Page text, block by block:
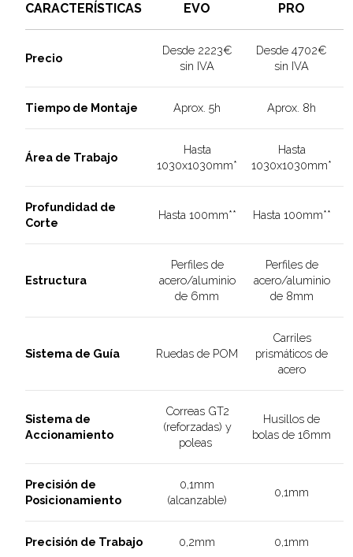
CARACTERÍSTICAS EVO PRO
Precio
Desde 2223€
sin IVA
Desde 4702€
sin IVA
Tiempo de Montaje Aprox. 5h Aprox. 8h
Área de Trabajo
Hasta
1030x1030mm*
Hasta
1030x1030mm*
Profundidad de
Corte
Hasta 100mm** Hasta 100mm**
Estructura
Perfiles de
acero/aluminio
de 6mm
Perfiles de
acero/aluminio
de 8mm
Sistema de Guía Ruedas de POM
Carriles
prismáticos de
acero
Sistema de
Accionamiento
Correas GT2
(reforzadas) y
poleas
Husillos de
bolas de 16mm
Precisión de
Posicionamiento
0,1mm
(alcanzable)
0,1mm
Precisión de Trabajo 0,2mm 0,1mm